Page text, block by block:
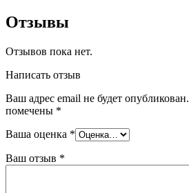
Отзывы
Отзывов пока нет.
Написать отзыв
Ваш адрес email не будет опубликован.
помечены *
Ваша оценка *
Ваш отзыв *